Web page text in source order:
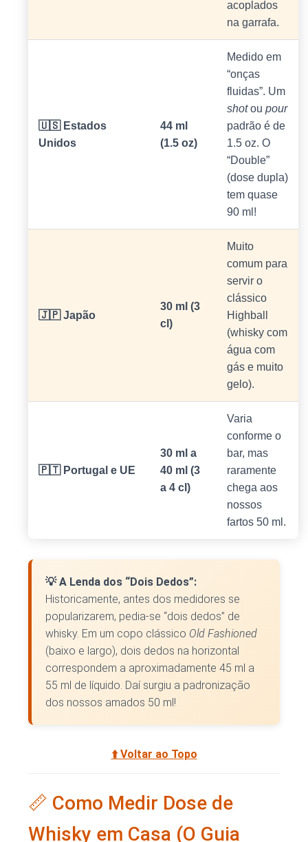
acoplados
na garrafa.
🇺🇸 Estados
Unidos
44 ml
(1.5 oz)
Medido em
“onças
fluidas”. Um
shotou pour
padrão é de
1.5 oz. O
“Double”
(dose dupla)
tem quase
90 ml!
🇯🇵 Japão
30 ml (3
cl)
Muito
comum para
servir o
clássico
Highball
(whisky com
água com
gás e muito
gelo).
🇵🇹 Portugal e UE
30 ml a
40 ml (3
a 4 cl)
Varia
conforme o
bar, mas
raramente
chega aos
nossos
fartos 50 ml.
💡 A Lenda dos “Dois Dedos”:
Historicamente, antes dos medidores se
popularizarem, pedia-se “dois dedos” de
whisky. Em um copo clássico Old Fashioned
(baixo e largo), dois dedos na horizontal
correspondem a aproximadamente 45 ml a
55 ml de líquido. Daí surgiu a padronização
dos nossos amados 50 ml!
⬆️ Voltar ao Topo
📏 Como Medir Dose de
Whisky em Casa (O Guia